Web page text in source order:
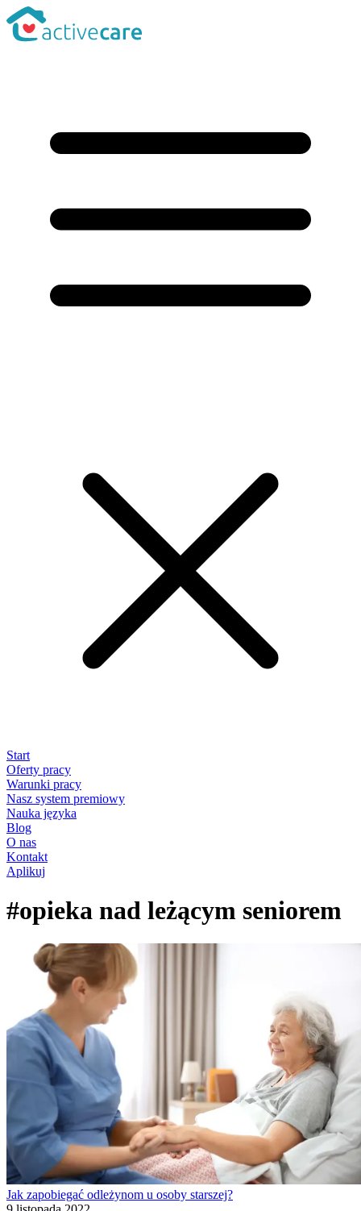
Start
Oferty pracy
Warunki pracy
Nasz system premiowy
Nauka języka
Blog
O nas
Kontakt
Aplikuj
#opieka nad leżącym seniorem
Jak zapobiegać odleżynom u osoby starszej?